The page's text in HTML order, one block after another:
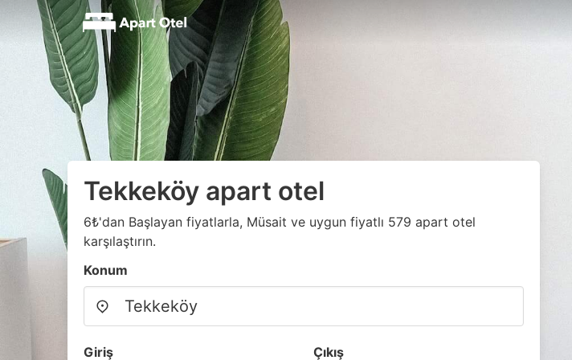
Tekkeköy apart otel
6₺'dan Başlayan fiyatlarla, Müsait ve uygun fiyatlı 579 apart otel
karşılaştırın.
Konum
Giriş Çıkış